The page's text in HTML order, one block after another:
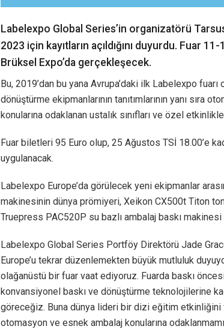
Labelexpo Global Series’in organizatörü
2023 için kayıtların açıldığını duyurdu. Fuar
Brüksel Expo’da gerçekleşecek.
Bu, 2019’dan bu yana Avrupa’daki ilk Labelexpo
dönüştürme ekipmanlarının tanıtımlarının yanı sıra
konularına odaklanan ustalık sınıfları ve özel
Fuar biletleri 95 Euro olup, 25 Ağustos TSİ 18.00’e
uygulanacak.
Labelexpo Europe’da görülecek yeni ekipmanlar
makinesinin dünya prömiyeri, Xeikon CX500t Titon
Truepress PAC520P su bazlı ambalaj baskı makinesi
Labelexpo Global Series Portföy Direktörü Jade
Europe’u tekrar düzenlemekten büyük mutluluk
olağanüstü bir fuar vaat ediyoruz. Fuarda baskı
konvansiyonel baskı ve dönüştürme teknolojilerine
göreceğiz. Buna dünya lideri bir dizi eğitim
otomasyon ve esnek ambalaj konularına